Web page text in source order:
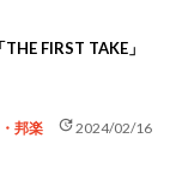
FIRST TAKE」
邦楽 update2024/02/16